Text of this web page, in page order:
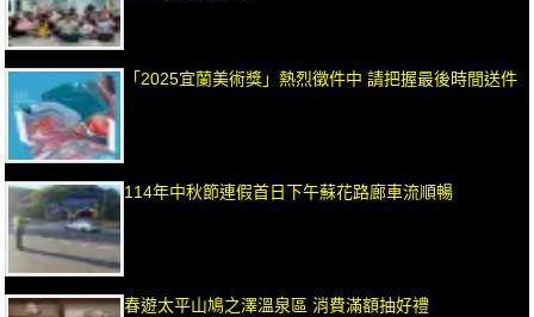
「2025宜蘭美術獎」熱烈徵件中 請把握最後時間送件
114年中秋節連假首日下午蘇花路廊車流順暢
春遊太平山鳩之澤溫泉區 消費滿額抽好禮